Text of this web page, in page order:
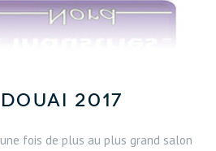
Douai 2017
fois de plus au plus grand salon